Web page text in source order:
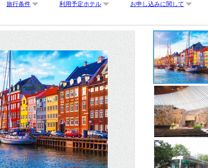
旅行条件 利用予定ホテル お申し込みに関して